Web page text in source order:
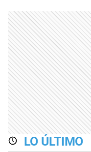
LO ÚLTIMO